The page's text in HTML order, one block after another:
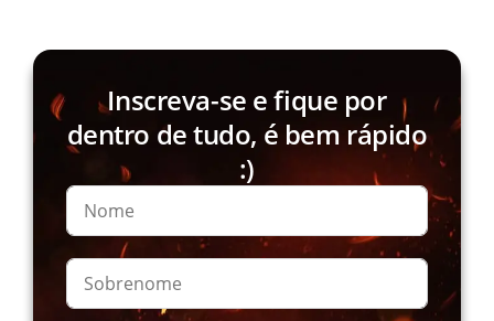
Inscreva-se e fique por
dentro de tudo, é bem rápido
:)